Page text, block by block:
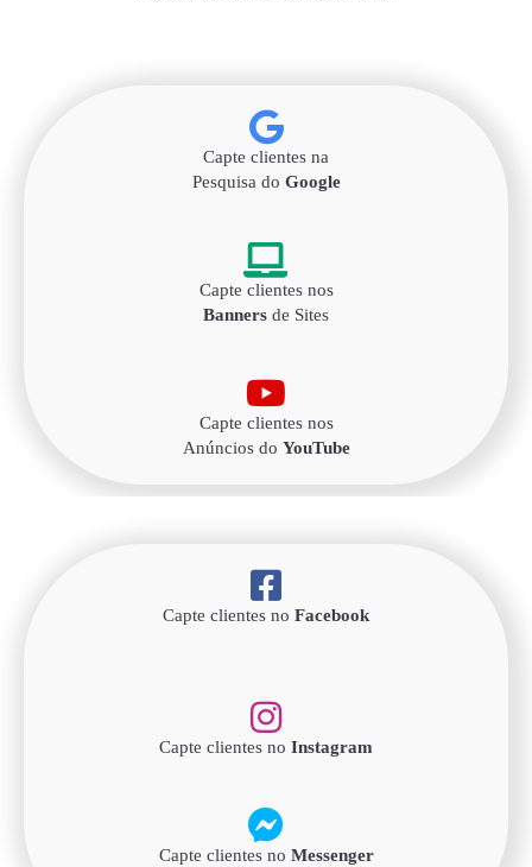
Capte clientes na
Pesquisa do Google
Capte clientes nos
Banners de Sites
Capte clientes nos
Anúncios do YouTube
Capte clientes no Facebook
Capte clientes no Instagram
Capte clientes no Messenger